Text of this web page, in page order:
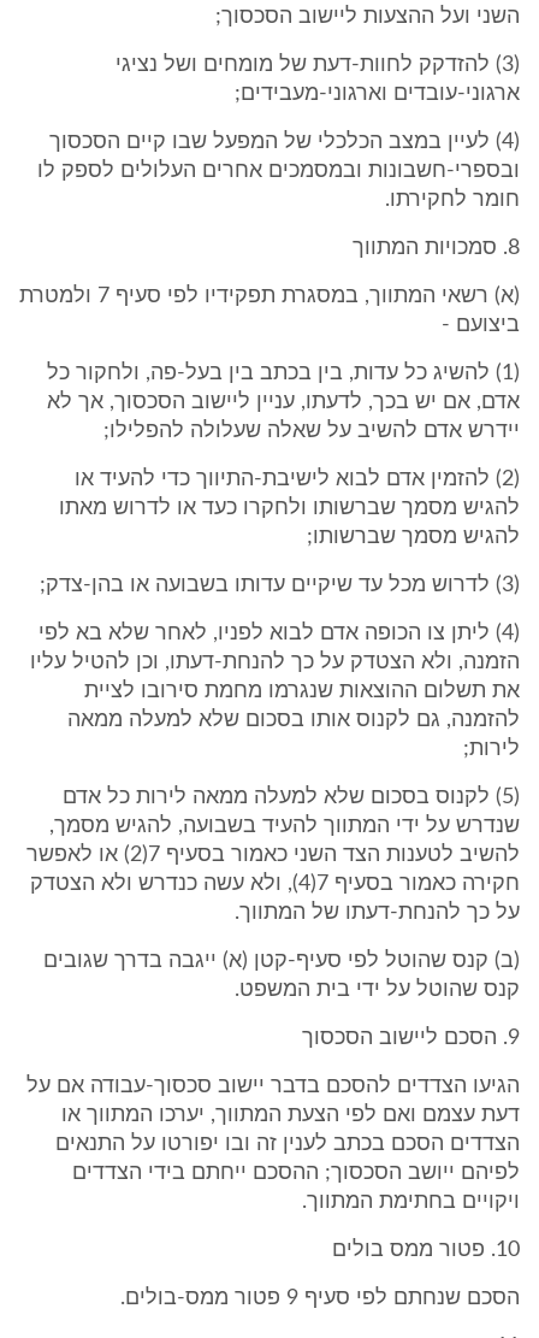
השני ועל ההצעות ליישוב הסכסוך;
(3) להזדקק לחוות-דעת של מומחים ושל נציגי
ארגוני-עובדים וארגוני-מעבידים;
(4) לעיין במצב הכלכלי של המפעל שבו קיים הסכסוך
ובספרי-חשבונות ובמסמכים אחרים העלולים לספק לו
חומר לחקירתו.
8. סמכויות המתווך
(א) רשאי המתווך, במסגרת תפקידיו לפי סעיף 7 ולמטרת
ביצועם -
(1) להשיג כל עדות, בין בכתב בין בעל-פה, ולחקור כל
אדם, אם יש בכך, לדעתו, עניין ליישוב הסכסוך, אך לא
יידרש אדם להשיב על שאלה שעלולה להפלילו;
(2) להזמין אדם לבוא לישיבת-התיווך כדי להעיד או
להגיש מסמך שברשותו ולחקרו כעד או לדרוש מאתו
להגיש מסמך שברשותו;
(3) לדרוש מכל עד שיקיים עדותו בשבועה או בהן-צדק;
(4) ליתן צו הכופה אדם לבוא לפניו, לאחר שלא בא לפי
הזמנה, ולא הצטדק על כך להנחת-דעתו, וכן להטיל עליו
את תשלום ההוצאות שנגרמו מחמת סירובו לציית
להזמנה, גם לקנוס אותו בסכום שלא למעלה ממאה
לירות;
(5) לקנוס בסכום שלא למעלה ממאה לירות כל אדם
שנדרש על ידי המתווך להעיד בשבועה, להגיש מסמך,
להשיב לטענות הצד השני כאמור בסעיף 7(2) או לאפשר
חקירה כאמור בסעיף 7(4), ולא עשה כנדרש ולא הצטדק
על כך להנחת-דעתו של המתווך.
(ב) קנס שהוטל לפי סעיף-קטן (א) ייגבה בדרך שגובים
קנס שהוטל על ידי בית המשפט.
9. הסכם ליישוב הסכסוך
הגיעו הצדדים להסכם בדבר יישוב סכסוך-עבודה אם על
דעת עצמם ואם לפי הצעת המתווך, יערכו המתווך או
הצדדים הסכם בכתב לענין זה ובו יפורטו על התנאים
לפיהם ייושב הסכסוך; ההסכם ייחתם בידי הצדדים
ויקויים בחתימת המתווך.
10. פטור ממס בולים
הסכם שנחתם לפי סעיף 9 פטור ממס-בולים.